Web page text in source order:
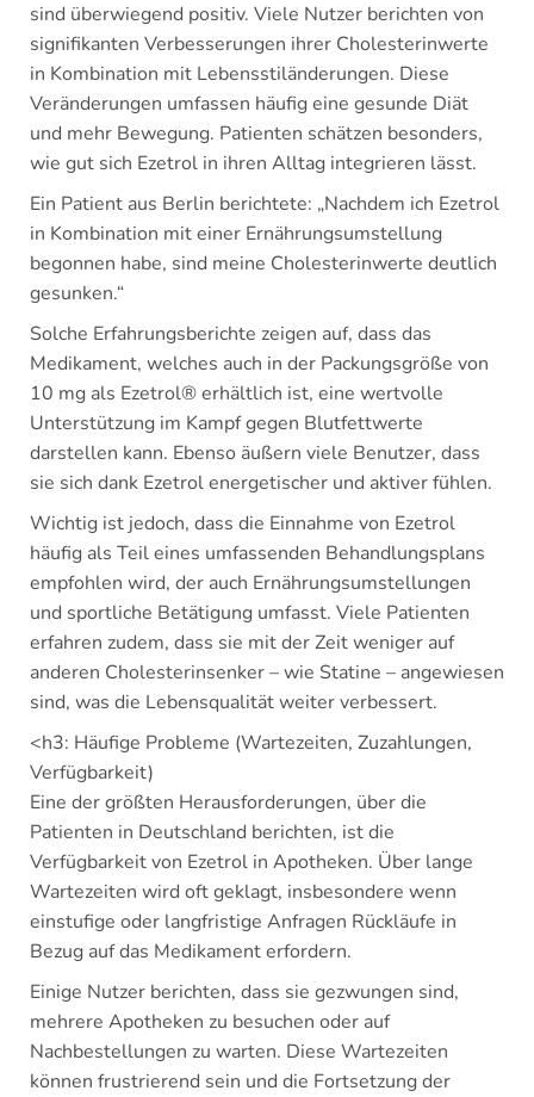
sind überwiegend positiv. Viele Nutzer berichten von
signifikanten Verbesserungen ihrer Cholesterinwerte
in Kombination mit Lebensstiländerungen. Diese
Veränderungen umfassen häufig eine gesunde Diät
und mehr Bewegung. Patienten schätzen besonders,
wie gut sich Ezetrol in ihren Alltag integrieren lässt.
Ein Patient aus Berlin berichtete: „Nachdem ich Ezetrol
in Kombination mit einer Ernährungsumstellung
begonnen habe, sind meine Cholesterinwerte deutlich
gesunken.“
Solche Erfahrungsberichte zeigen auf, dass das
Medikament, welches auch in der Packungsgröße von
10 mg als Ezetrol® erhältlich ist, eine wertvolle
Unterstützung im Kampf gegen Blutfettwerte
darstellen kann. Ebenso äußern viele Benutzer, dass
sie sich dank Ezetrol energetischer und aktiver fühlen.
Wichtig ist jedoch, dass die Einnahme von Ezetrol
häufig als Teil eines umfassenden Behandlungsplans
empfohlen wird, der auch Ernährungsumstellungen
und sportliche Betätigung umfasst. Viele Patienten
erfahren zudem, dass sie mit der Zeit weniger auf
anderen Cholesterinsenker – wie Statine – angewiesen
sind, was die Lebensqualität weiter verbessert.
<h3: Häufige Probleme (Wartezeiten, Zuzahlungen,
Verfügbarkeit)
Eine der größten Herausforderungen, über die
Patienten in Deutschland berichten, ist die
Verfügbarkeit von Ezetrol in Apotheken. Über lange
Wartezeiten wird oft geklagt, insbesondere wenn
einstufige oder langfristige Anfragen Rückläufe in
Bezug auf das Medikament erfordern.
Einige Nutzer berichten, dass sie gezwungen sind,
mehrere Apotheken zu besuchen oder auf
Nachbestellungen zu warten. Diese Wartezeiten
können frustrierend sein und die Fortsetzung der